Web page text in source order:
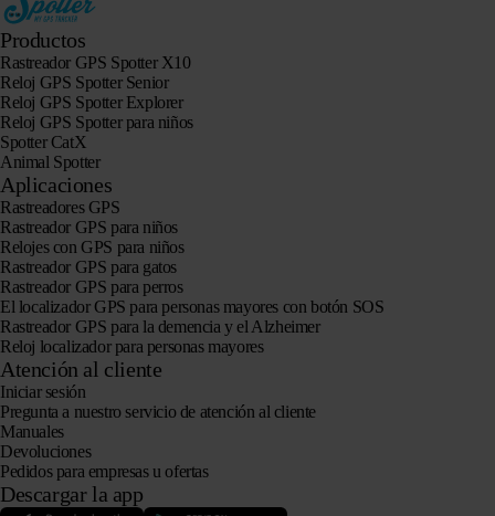
Productos
Rastreador GPS Spotter X10
Reloj GPS Spotter Senior
Reloj GPS Spotter Explorer
Reloj GPS Spotter para niños
Spotter CatX
Animal Spotter
Aplicaciones
Rastreadores GPS
Rastreador GPS para niños
Relojes con GPS para niños
Rastreador GPS para gatos
Rastreador GPS para perros
El localizador GPS para personas mayores con botón SOS
Rastreador GPS para la demencia y el Alzheimer
Reloj localizador para personas mayores
Atención al cliente
Iniciar sesión
Pregunta a nuestro servicio de atención al cliente
Manuales
Devoluciones
Pedidos para empresas u ofertas
Descargar la app